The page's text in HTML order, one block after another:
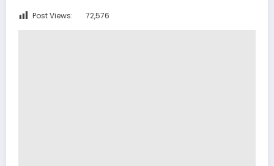
Post Views: 72,576